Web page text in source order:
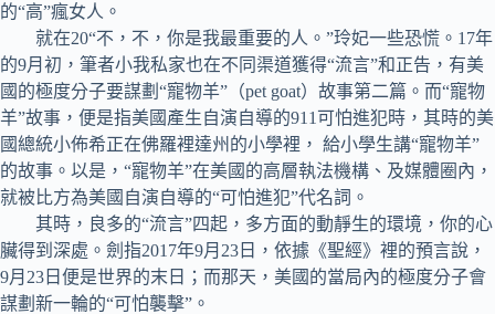
的“高”瘋女人。
就在20“不，不，你是我最重要的人。”玲妃一些恐慌。17年
的9月初，筆者小我私家也在不同渠道獲得“流言”和正告，有美
國的極度分子要謀劃“寵物羊”（pet goat）故事第二篇。而“寵物
羊”故事，便是指美國產生自演自導的911可怕進犯時，其時的美
國總統小佈希正在佛羅裡達州的小學裡， 給小學生講“寵物羊”
的故事。以是，“寵物羊”在美國的高層執法機構、及媒體圈內，
就被比方為美國自演自導的“可怕進犯”代名詞。
其時，良多的“流言”四起，多方面的動靜生的環境，你的心
臟得到深處。劍指2017年9月23日，依據《聖經》裡的預言說，
9月23日便是世界的末日；而那天，美國的當局內的極度分子會
謀劃新一輪的“可怕襲擊”。